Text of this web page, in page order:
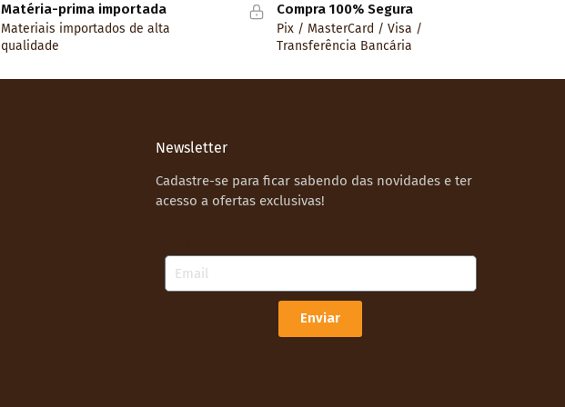
Matéria-prima importada
Materiais importados de alta
qualidade
Compra 100% Segura
Pix / MasterCard / Visa /
Transferência Bancária
Newsletter
Cadastre-se para ficar sabendo das novidades e ter
acesso a ofertas exclusivas!
Enviar